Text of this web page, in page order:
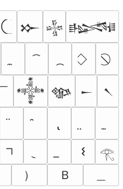
𒁍 𒈔 𒈙
𒀱 𒀲 𒀸 𒀹
𐌔
𓂀
） Ｂ